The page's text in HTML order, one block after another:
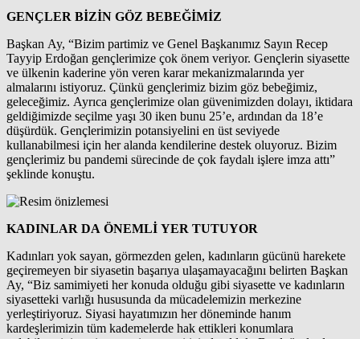
GENÇLER BİZİN GÖZ BEBEĞİMİZ
Başkan Ay, “Bizim partimiz ve Genel Başkanımız Sayın Recep
Tayyip Erdoğan gençlerimize çok önem veriyor. Gençlerin siyasette
ve ülkenin kaderine yön veren karar mekanizmalarında yer
almalarını istiyoruz. Çünkü gençlerimiz bizim göz bebeğimiz,
geleceğimiz. Ayrıca gençlerimize olan güvenimizden dolayı, iktidara
geldiğimizde seçilme yaşı 30 iken bunu 25’e, ardından da 18’e
düşürdük. Gençlerimizin potansiyelini en üst seviyede
kullanabilmesi için her alanda kendilerine destek oluyoruz. Bizim
gençlerimiz bu pandemi sürecinde de çok faydalı işlere imza attı”
şeklinde konuştu.
KADINLAR DA ÖNEMLİ YER TUTUYOR
Kadınları yok sayan, görmezden gelen, kadınların gücünü harekete
geçiremeyen bir siyasetin başarıya ulaşamayacağını belirten Başkan
Ay, “Biz samimiyeti her konuda olduğu gibi siyasette ve kadınların
siyasetteki varlığı hususunda da mücadelemizin merkezine
yerleştiriyoruz. Siyasi hayatımızın her döneminde hanım
kardeşlerimizin tüm kademelerde hak ettikleri konumlara